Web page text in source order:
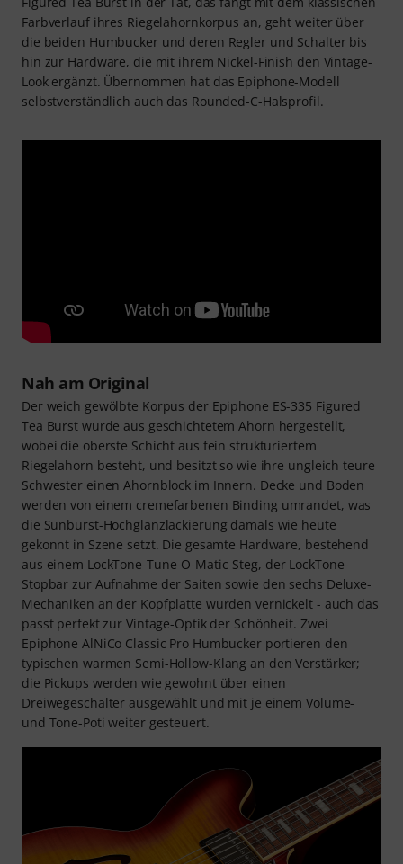
Farbverlauf ihres Riegelahornkorpus an, geht weiter über
die beiden Humbucker und deren Regler und Schalter bis
hin zur Hardware, die mit ihrem Nickel-Finish den Vintage-
Look ergänzt. Übernommen hat das Epiphone-Modell
selbstverständlich auch das Rounded-C-Halsprofil.
Nah am Original
Der weich gewölbte Korpus der Epiphone ES-335 Figured
Tea Burst wurde aus geschichtetem Ahorn hergestellt,
wobei die oberste Schicht aus fein strukturiertem
Riegelahorn besteht, und besitzt so wie ihre ungleich teure
Schwester einen Ahornblock im Innern. Decke und Boden
werden von einem cremefarbenen Binding umrandet, was
die Sunburst-Hochglanzlackierung damals wie heute
gekonnt in Szene setzt. Die gesamte Hardware, bestehend
aus einem LockTone-Tune-O-Matic-Steg, der LockTone-
Stopbar zur Aufnahme der Saiten sowie den sechs Deluxe-
Mechaniken an der Kopfplatte wurden vernickelt - auch das
passt perfekt zur Vintage-Optik der Schönheit. Zwei
Epiphone AlNiCo Classic Pro Humbucker portieren den
typischen warmen Semi-Hollow-Klang an den Verstärker;
die Pickups werden wie gewohnt über einen
Dreiwegeschalter ausgewählt und mit je einem Volume-
und Tone-Poti weiter gesteuert.